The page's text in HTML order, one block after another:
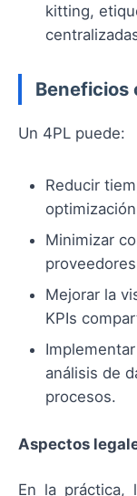
kitting,
Beneficios
Un 4PL puede:
Reducir
Minimizar
Mejorar la
KPIs
análisis de
procesos.
Aspectos
En la práctica,